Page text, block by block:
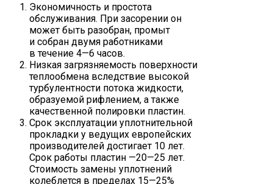
Экономичность и простота
обслуживания. При засорении он
может быть разобран, промыт
и собран двумя работниками
в течение 4—6 часов.
Низкая загрязняемость поверхности
теплообмена вследствие высокой
турбулентности потока жидкости,
образуемой рифлением, а также
качественной полировки пластин.
Срок эксплуатации уплотнительной
прокладки у ведущих европейских
производителей достигает 10 лет.
Срок работы пластин —20—25 лет.
Стоимость замены уплотнений
колеблется в пределах 15—25%